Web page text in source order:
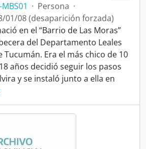
· Persona ·
01/08 (desaparición forzada)
en el “Barrio de Las Moras”
del Departamento Leales
Tucumán. Era el más chico de 10
años decidió seguir los pasos
y se instaló junto a ella en